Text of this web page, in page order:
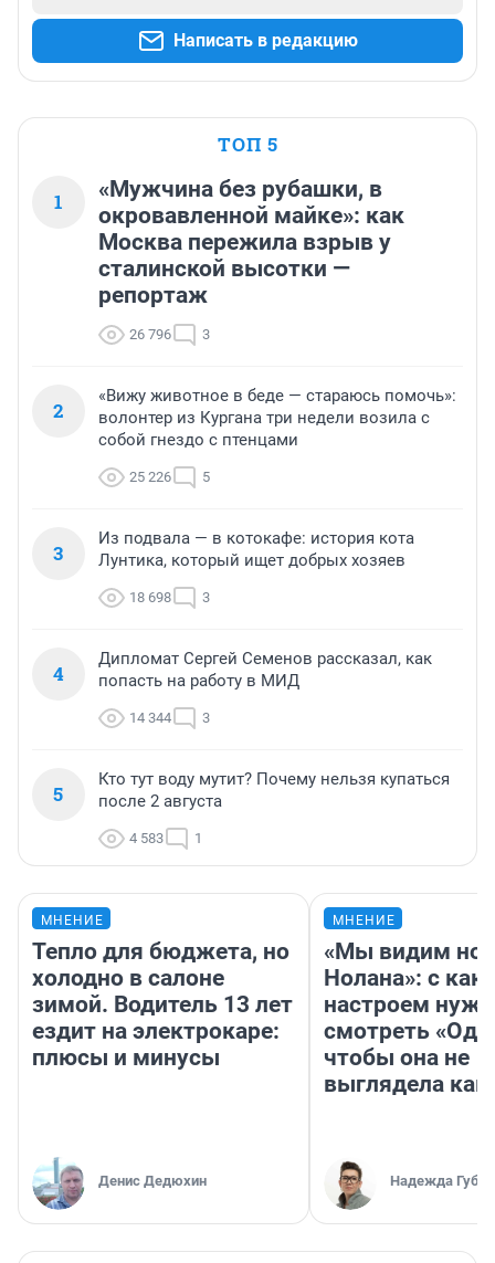
Написать в редакцию
ТОП 5
1
«Мужчина без рубашки, в
окровавленной майке»: как
Москва пережила взрыв у
сталинской высотки —
репортаж
26 796 3
2
«Вижу животное в беде — стараюсь помочь»:
волонтер из Кургана три недели возила с
собой гнездо с птенцами
25 226 5
3
Из подвала — в котокафе: история кота
Лунтика, который ищет добрых хозяев
18 698 3
4
Дипломат Сергей Семенов рассказал, как
попасть на работу в МИД
14 344 3
5
Кто тут воду мутит? Почему нельзя купаться
после 2 августа
4 583 1
МНЕНИЕ
Тепло для бюджета, но
холодно в салоне
зимой. Водитель 13 лет
ездит на электрокаре:
плюсы и минусы
Денис Дедюхин
МНЕНИЕ
«Мы видим
Нолана»: с
настроем
смотреть
чтобы она не
выглядела как
Надежда